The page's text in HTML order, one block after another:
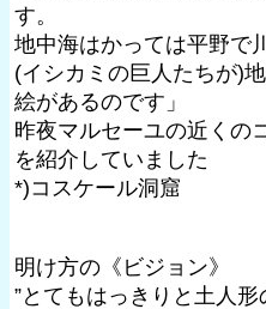
す。
地中海はかっては平野で
(イシカミの巨人たちが)
絵があるのです」
昨夜マルセーユの近くの
を紹介していました
*)コスケール洞窟
明け方の《ビジョン》
”とてもはっきりと土人